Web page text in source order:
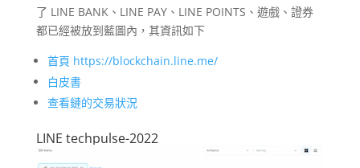
了 LINE BANK、LINE PAY、LINE POINTS、遊戲、證券
都已經被放到藍圖內，其資訊如下
首頁 https://blockchain.line.me/
白皮書
查看鏈的交易狀況
LINE techpulse-2022